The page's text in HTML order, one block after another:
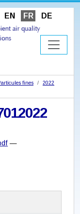
EN FR DE
fines
2022
—